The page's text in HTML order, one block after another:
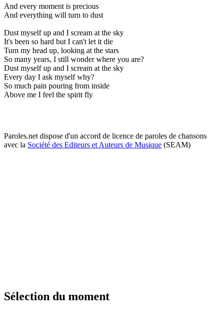
And every moment is precious
And everything will turn to dust
Dust myself up and I scream at the sky
It's been so hard but I can't let it die
Turn my head up, looking at the stars
So many years, I still wonder where you are?
Dust myself up and I scream at the sky
Every day I ask myself why?
So much pain pouring from inside
Above me I feel the spirit fly
Paroles.net dispose d'un accord de licence de paroles de chansons
avec la Société des Editeurs et Auteurs de Musique (SEAM)
Sélection du moment